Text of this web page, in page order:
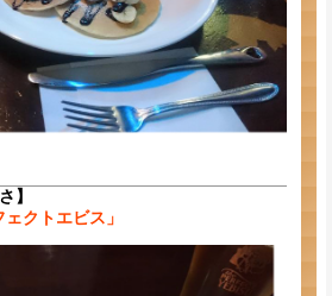
】
クトエビス」